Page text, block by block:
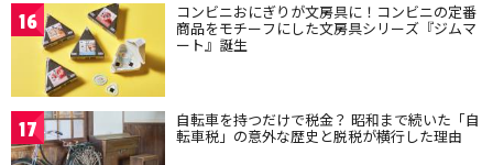
16 コンビニおにぎりが文房具に！コンビニの定番
商品をモチーフにした文房具シリーズ『ジムマ
ート』誕生
17 自転車を持つだけで税金？ 昭和まで続いた「自
転車税」の意外な歴史と脱税が横行した理由